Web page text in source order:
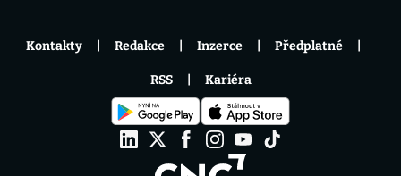
Kontakty Redakce Inzerce Předplatné
RSS Kariéra